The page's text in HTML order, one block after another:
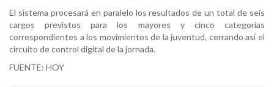
El sistema procesará en paralelo los resultados de un total de seis
cargos previstos para los mayores y cinco categorías
correspondientes a los movimientos de la juventud, cerrando así el
circuito de control digital de la jornada.
FUENTE: HOY